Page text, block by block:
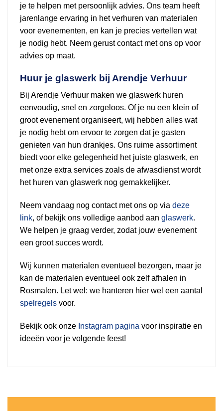
je te helpen met persoonlijk advies. Ons team heeft
jarenlange ervaring in het verhuren van materialen
voor evenementen, en kan je precies vertellen wat
je nodig hebt. Neem gerust contact met ons op voor
advies op maat.
Huur je glaswerk bij Arendje Verhuur
Bij Arendje Verhuur maken we glaswerk huren
eenvoudig, snel en zorgeloos. Of je nu een klein of
groot evenement organiseert, wij hebben alles wat
je nodig hebt om ervoor te zorgen dat je gasten
genieten van hun drankjes. Ons ruime assortiment
biedt voor elke gelegenheid het juiste glaswerk, en
met onze extra services zoals de afwasdienst wordt
het huren van glaswerk nog gemakkelijker.
Neem vandaag nog contact met ons op via deze
link, of bekijk ons volledige aanbod aan glaswerk.
We helpen je graag verder, zodat jouw evenement
een groot succes wordt.
Wij kunnen materialen eventueel bezorgen, maar je
kan de materialen eventueel ook zelf afhalen in
Rosmalen. Let wel: we hanteren hier wel een aantal
spelregels voor.
Bekijk ook onze Instagram pagina voor inspiratie en
ideeën voor je volgende feest!